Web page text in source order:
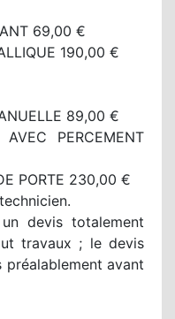
69,00 €
190,00 €
89,00 €
PERCEMENT
PORTE 230,00 €
devis totalement
travaux ; le devis
avant